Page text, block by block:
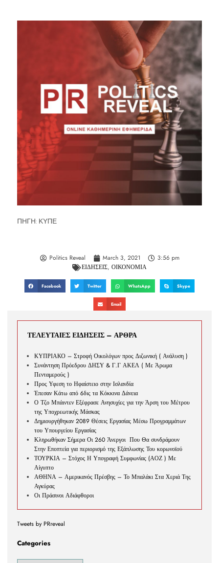
ΠΗΓΗ: ΚΥΠΕ
Politics Reveal March 3, 2021
3:56 pm
ΕΙΔΗΣΕΙΣ, ΟΙΚΟΝΟΜΙΑ
Facebook Twitter WhatsApp Skype
Email
ΤΕΛΕΥΤΑΙΕΣ ΕΙΔΗΣΕΙΣ – ΑΡΘΡΑ
ΚΥΠΡΙΑΚΟ – Στροφή Οικολόγων προς Διζωνική ( Ανάλυση )
Συνάντηση Πρόεδρου ΔΗΣΥ & Γ.Γ ΑΚΕΛ ( Με Άρωμα
Πενταμερούς )
Προς Υφεση το Ηφαίστειο στην Ισλανδία
Έπεσαν Κάτω από 6δις τα Κόκκινα Δάνεια
Ο Τζο Μπάιντεν Εξέφρασε Ανησυχίες για την Άρση του Μέτρου
της Υποχρεωτικής Μάσκας
Δημιουργήθηκαν 2089 Θέσεις Εργασίας Μέσω Προγραμμάτων
του Υπουργείου Εργασίας
Κληρωθήκαν Σήμερα Οι 260 Άνεργοι Που Θα συνδράμουν
Στην Εποπτεία για περιορισμό της Εξάπλωσης Του κορωνοϊού
ΤΟΥΡΚΙΑ – Στόχος Η Υπογραφή Συμφωνίας (ΑΟΖ ) Με
Αίγυπτο
ΑΘΗΝΑ – Αμερικανός Πρέσβης – Το Μπαλάκι Στα Χεριά Της
Αγκύρας
Οι Πράσινοι Αδιάφθοροι
Tweets by PRreveal
Categories